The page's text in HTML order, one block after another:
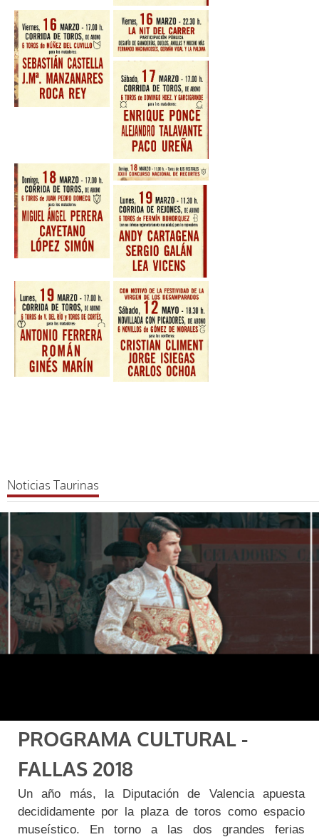
Noticias Taurinas
PROGRAMA CULTURAL -
FALLAS 2018
Un año más, la Diputación de Valencia apuesta
decididamente por la plaza de toros como espacio
museístico. En torno a las dos grandes ferias